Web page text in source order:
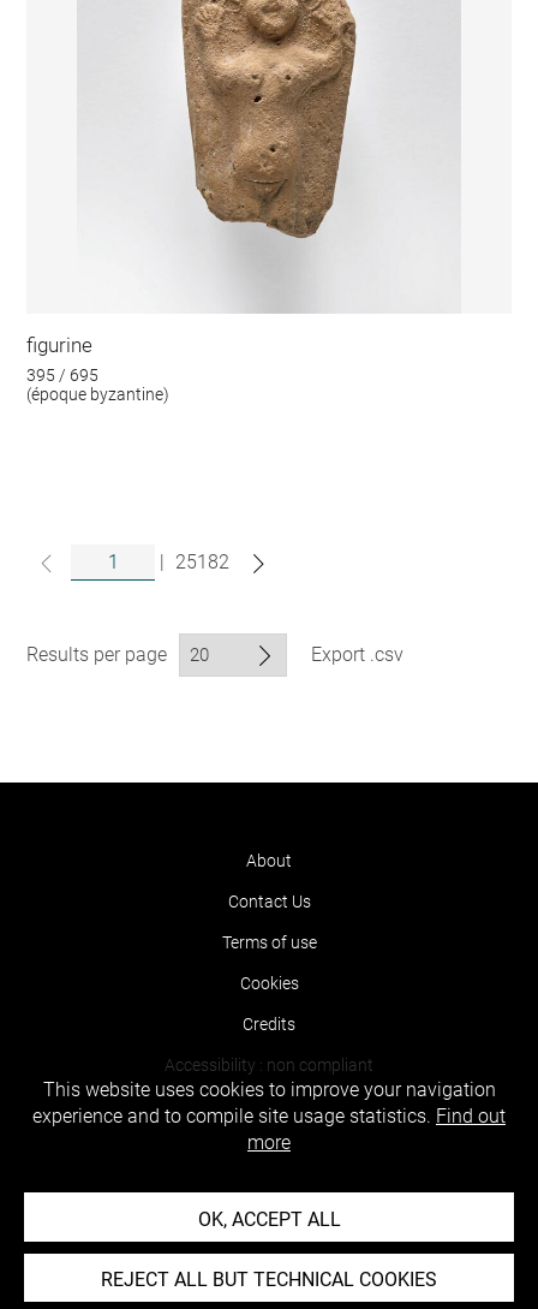
figurine
395 / 695
(époque byzantine)
| 25182
Results per page Export .csv
About
Contact Us
Terms of use
Cookies
Credits
Accessibility : non compliant
This website uses cookies to improve your navigation
experience and to compile site usage statistics. Find out
more
OK, ACCEPT ALL
REJECT ALL BUT TECHNICAL COOKIES